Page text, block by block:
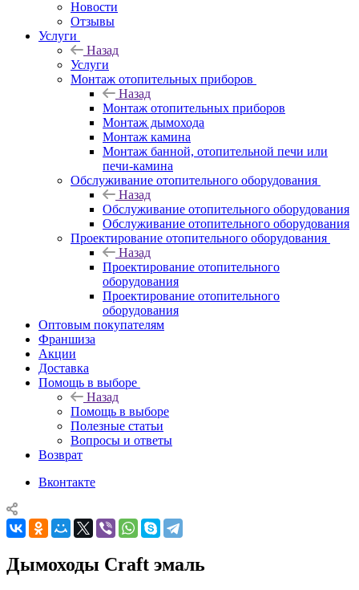
Новости
Отзывы
Услуги
Назад
Услуги
Монтаж отопительных приборов
Назад
Монтаж отопительных приборов
Монтаж дымохода
Монтаж камина
Монтаж банной, отопительной печи или
печи-камина
Обслуживание отопительного оборудования
Назад
Обслуживание отопительного оборудования
Обслуживание отопительного оборудования
Проектирование отопительного оборудования
Назад
Проектирование отопительного
оборудования
Проектирование отопительного
оборудования
Оптовым покупателям
Франшиза
Акции
Доставка
Помощь в выборе
Назад
Помощь в выборе
Полезные статьи
Вопросы и ответы
Возврат
Вконтакте
Дымоходы Craft эмаль